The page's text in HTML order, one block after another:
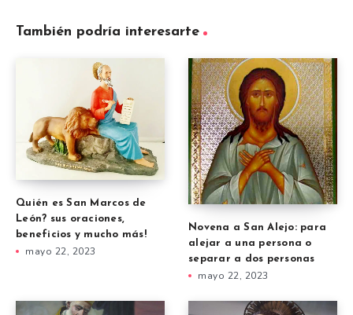
También podría interesarte
Quién es San Marcos de
León? sus oraciones,
beneficios y mucho más!
mayo 22, 2023
Novena a San Alejo: para
alejar a una persona o
separar a dos personas
mayo 22, 2023